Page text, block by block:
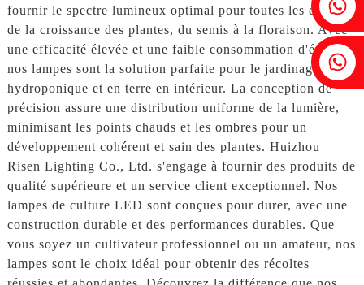
Tobin : +86 18818667168
fournir le spectre lumineux optimal pour toutes les étapes
de la croissance des plantes, du semis à la floraison. Avec
une efficacité élevée et une faible consommation d'énergie,
nos lampes sont la solution parfaite pour le jardinage
hydroponique et en terre en intérieur. La conception de
précision assure une distribution uniforme de la lumière,
minimisant les points chauds et les ombres pour un
développement cohérent et sain des plantes. Huizhou
Risen Lighting Co., Ltd. s'engage à fournir des produits de
qualité supérieure et un service client exceptionnel. Nos
lampes de culture LED sont conçues pour durer, avec une
construction durable et des performances durables. Que
vous soyez un cultivateur professionnel ou un amateur, nos
lampes sont le choix idéal pour obtenir des récoltes